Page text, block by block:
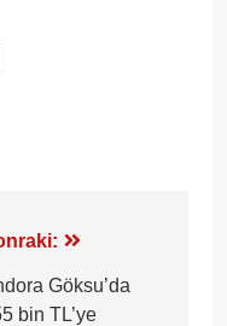
Göksu’da
bin TL’ye